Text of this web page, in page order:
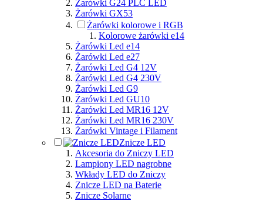
Żarówki G24 PLC LED
Żarówki GX53
Żarówki kolorowe i RGB
Kolorowe żarówki e14
Żarówki Led e14
Żarówki Led e27
Żarówki Led G4 12V
Żarówki Led G4 230V
Żarówki Led G9
Żarówki Led GU10
Żarówki Led MR16 12V
Żarówki Led MR16 230V
Żarówki Vintage i Filament
Znicze LED
Akcesoria do Zniczy LED
Lampiony LED nagrobne
Wkłady LED do Zniczy
Znicze LED na Baterie
Znicze Solarne